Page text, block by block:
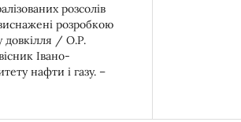
розсолів
розробкою
довкілля / О.Р.
Івано-
нафти і газу. –